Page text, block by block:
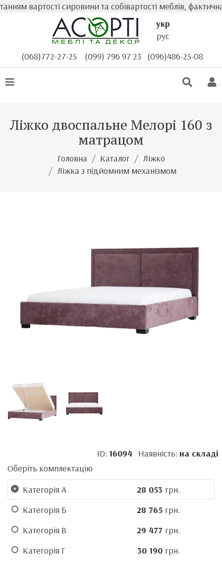
вартості сировини та собівартості меблів,
укр
рус
(068)772-27-25
(099) 796 97 23 (096)486-25-08
Ліжко двоспальне Мелорі 160 з
матрацом
Головна Каталог
Ліжко
Ліжка з підйомним механізмом
ID: 16094Наявність: на складі
Оберіть комплектацію
Категорія А
28 053 грн.
Категорія Б
28 765 грн.
Категорія В
29 477 грн.
Категорія Г
30 190 грн.